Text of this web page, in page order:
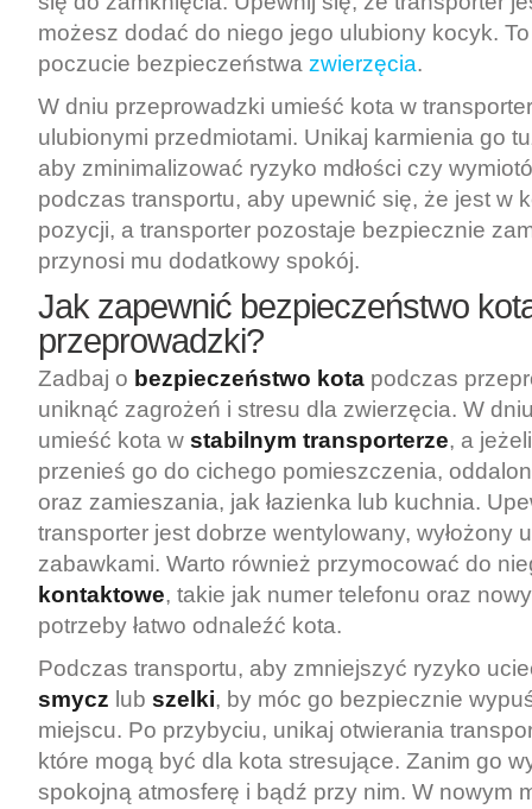
możesz dodać do niego jego ulubiony kocyk.
poczucie bezpieczeństwa zwierzęcia.
W dniu przeprowadzki umieść kota w
ulubionymi przedmiotami. Unikaj karmienia go
aby zminimalizować ryzyko mdłości czy
podczas transportu, aby upewnić się, że jest w
pozycji, a transporter pozostaje bezpiecznie
przynosi mu dodatkowy spokój.
Jak zapewnić bezpieczeństwo
przeprowadzki?
Zadbaj o bezpieczeństwo kota podczas
uniknąć zagrożeń i stresu dla zwierzęcia. W
umieść kota w stabilnym transporterze, a
przenieś go do cichego pomieszczenia,
oraz zamieszania, jak łazienka lub kuchnia.
transporter jest dobrze wentylowany, wyłożony
zabawkami. Warto również przymocować do
kontaktowe, takie jak numer telefonu oraz
potrzeby łatwo odnaleźć kota.
Podczas transportu, aby zmniejszyć ryzyko
smycz lub szelki, by móc go bezpiecznie
miejscu. Po przybyciu, unikaj otwierania
które mogą być dla kota stresujące. Zanim go
spokojną atmosferę i bądź przy nim. W nowym